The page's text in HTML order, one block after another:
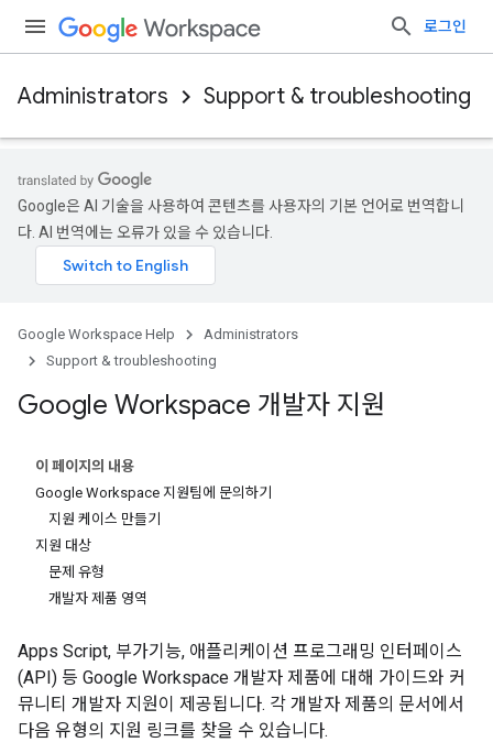
로그인
Administrators Support & troubleshooting
Google은 AI 기술을 사용하여 콘텐츠를 사용자의 기본 언어로 번역합니
다. AI 번역에는 오류가 있을 수 있습니다.
Google Workspace Help
Administrators
Support & troubleshooting
Google Workspace 개발자 지원
이 페이지의 내용
Google Workspace 지원팀에 문의하기
지원 케이스 만들기
지원 대상
문제 유형
개발자 제품 영역
Apps Script, 부가기능, 애플리케이션 프로그래밍 인터페이스
(API) 등 Google Workspace 개발자 제품에 대해 가이드와 커
뮤니티 개발자 지원이 제공됩니다. 각 개발자 제품의 문서에서
다음 유형의 지원 링크를 찾을 수 있습니다.